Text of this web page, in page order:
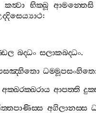
කත්‍වා භික‍්ඛූ ආමන‍්තෙසි
:
බද‍්ධං සලාකබද‍්ධං.
අක‍්ඛරක‍්ඛරාය ආපත‍්ති
අගිලානස‍්ස